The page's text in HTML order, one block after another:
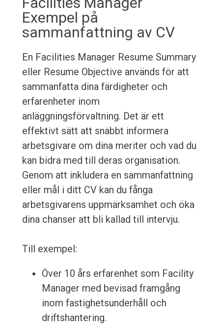
Exempel på
sammanfattning av CV
En Facilities Manager Resume Summary
eller Resume Objective används för att
sammanfatta dina färdigheter och
erfarenheter inom
anläggningsförvaltning. Det är ett
effektivt sätt att snabbt informera
arbetsgivare om dina meriter och vad du
kan bidra med till deras organisation.
Genom att inkludera en sammanfattning
eller mål i ditt CV kan du fånga
arbetsgivarens uppmärksamhet och öka
dina chanser att bli kallad till intervju.
Till exempel:
Över 10 års erfarenhet som Facility
Manager med bevisad framgång
inom fastighetsunderhåll och
driftshantering.